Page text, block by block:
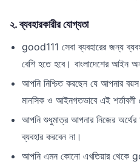
২. ব্যবহারকারীর যোগ্যতা
good111 সেবা ব্যবহারের জন্য
বেশি হতে হবে। বাংলাদেশের আইন
আপনি নিশ্চিত করছেন যে আপনার
মানসিক ও আইনগতভাবে এই
আপনি শুধুমাত্র আপনার নিজের অর্থের
ব্যবহার করবেন না।
আপনি এমন কোনো এখতিয়ার থেকে